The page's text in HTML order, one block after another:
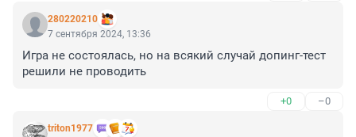
280220210
7 сентября 2024, 13:36
Игра не состоялась, но на всякий случай допинг-тест
решили не проводить
+0 –0
triton1977